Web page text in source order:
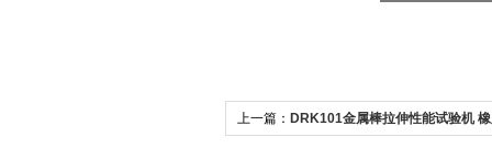
上一篇： DRK101金属棒拉伸性能试验机